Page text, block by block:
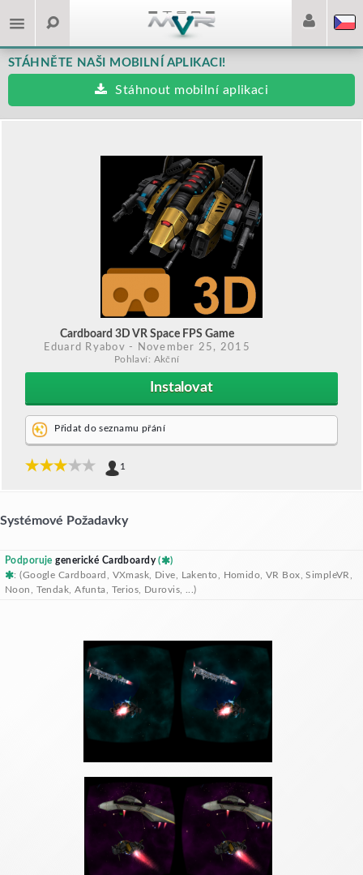
STÁHNĚTE NAŠI MOBILNÍ APLIKACI!
Stáhnout mobilní aplikaci
Cardboard 3D VR Space FPS Game
Eduard Ryabov - November 25, 2015
Pohlaví: Akční
Instalovat
Přidat do seznamu přání
1
Systémové Požadavky
Podporujegenerické Cardboardy(
)
: (Google Cardboard, VXmask, Dive, Lakento, Homido, VR Box, SimpleVR,
Noon, Tendak, Afunta, Terios, Durovis, ...)